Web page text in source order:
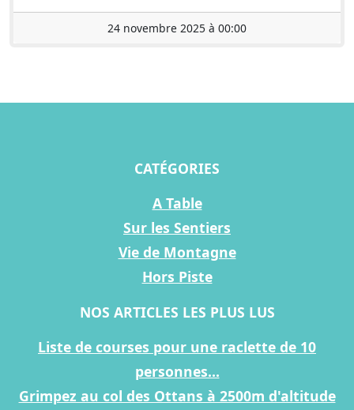
24 novembre 2025 à 00:00
CATÉGORIES
A Table
Sur les Sentiers
Vie de Montagne
Hors Piste
NOS ARTICLES LES PLUS LUS
Liste de courses pour une raclette de 10
personnes...
Grimpez au col des Ottans à 2500m d'altitude